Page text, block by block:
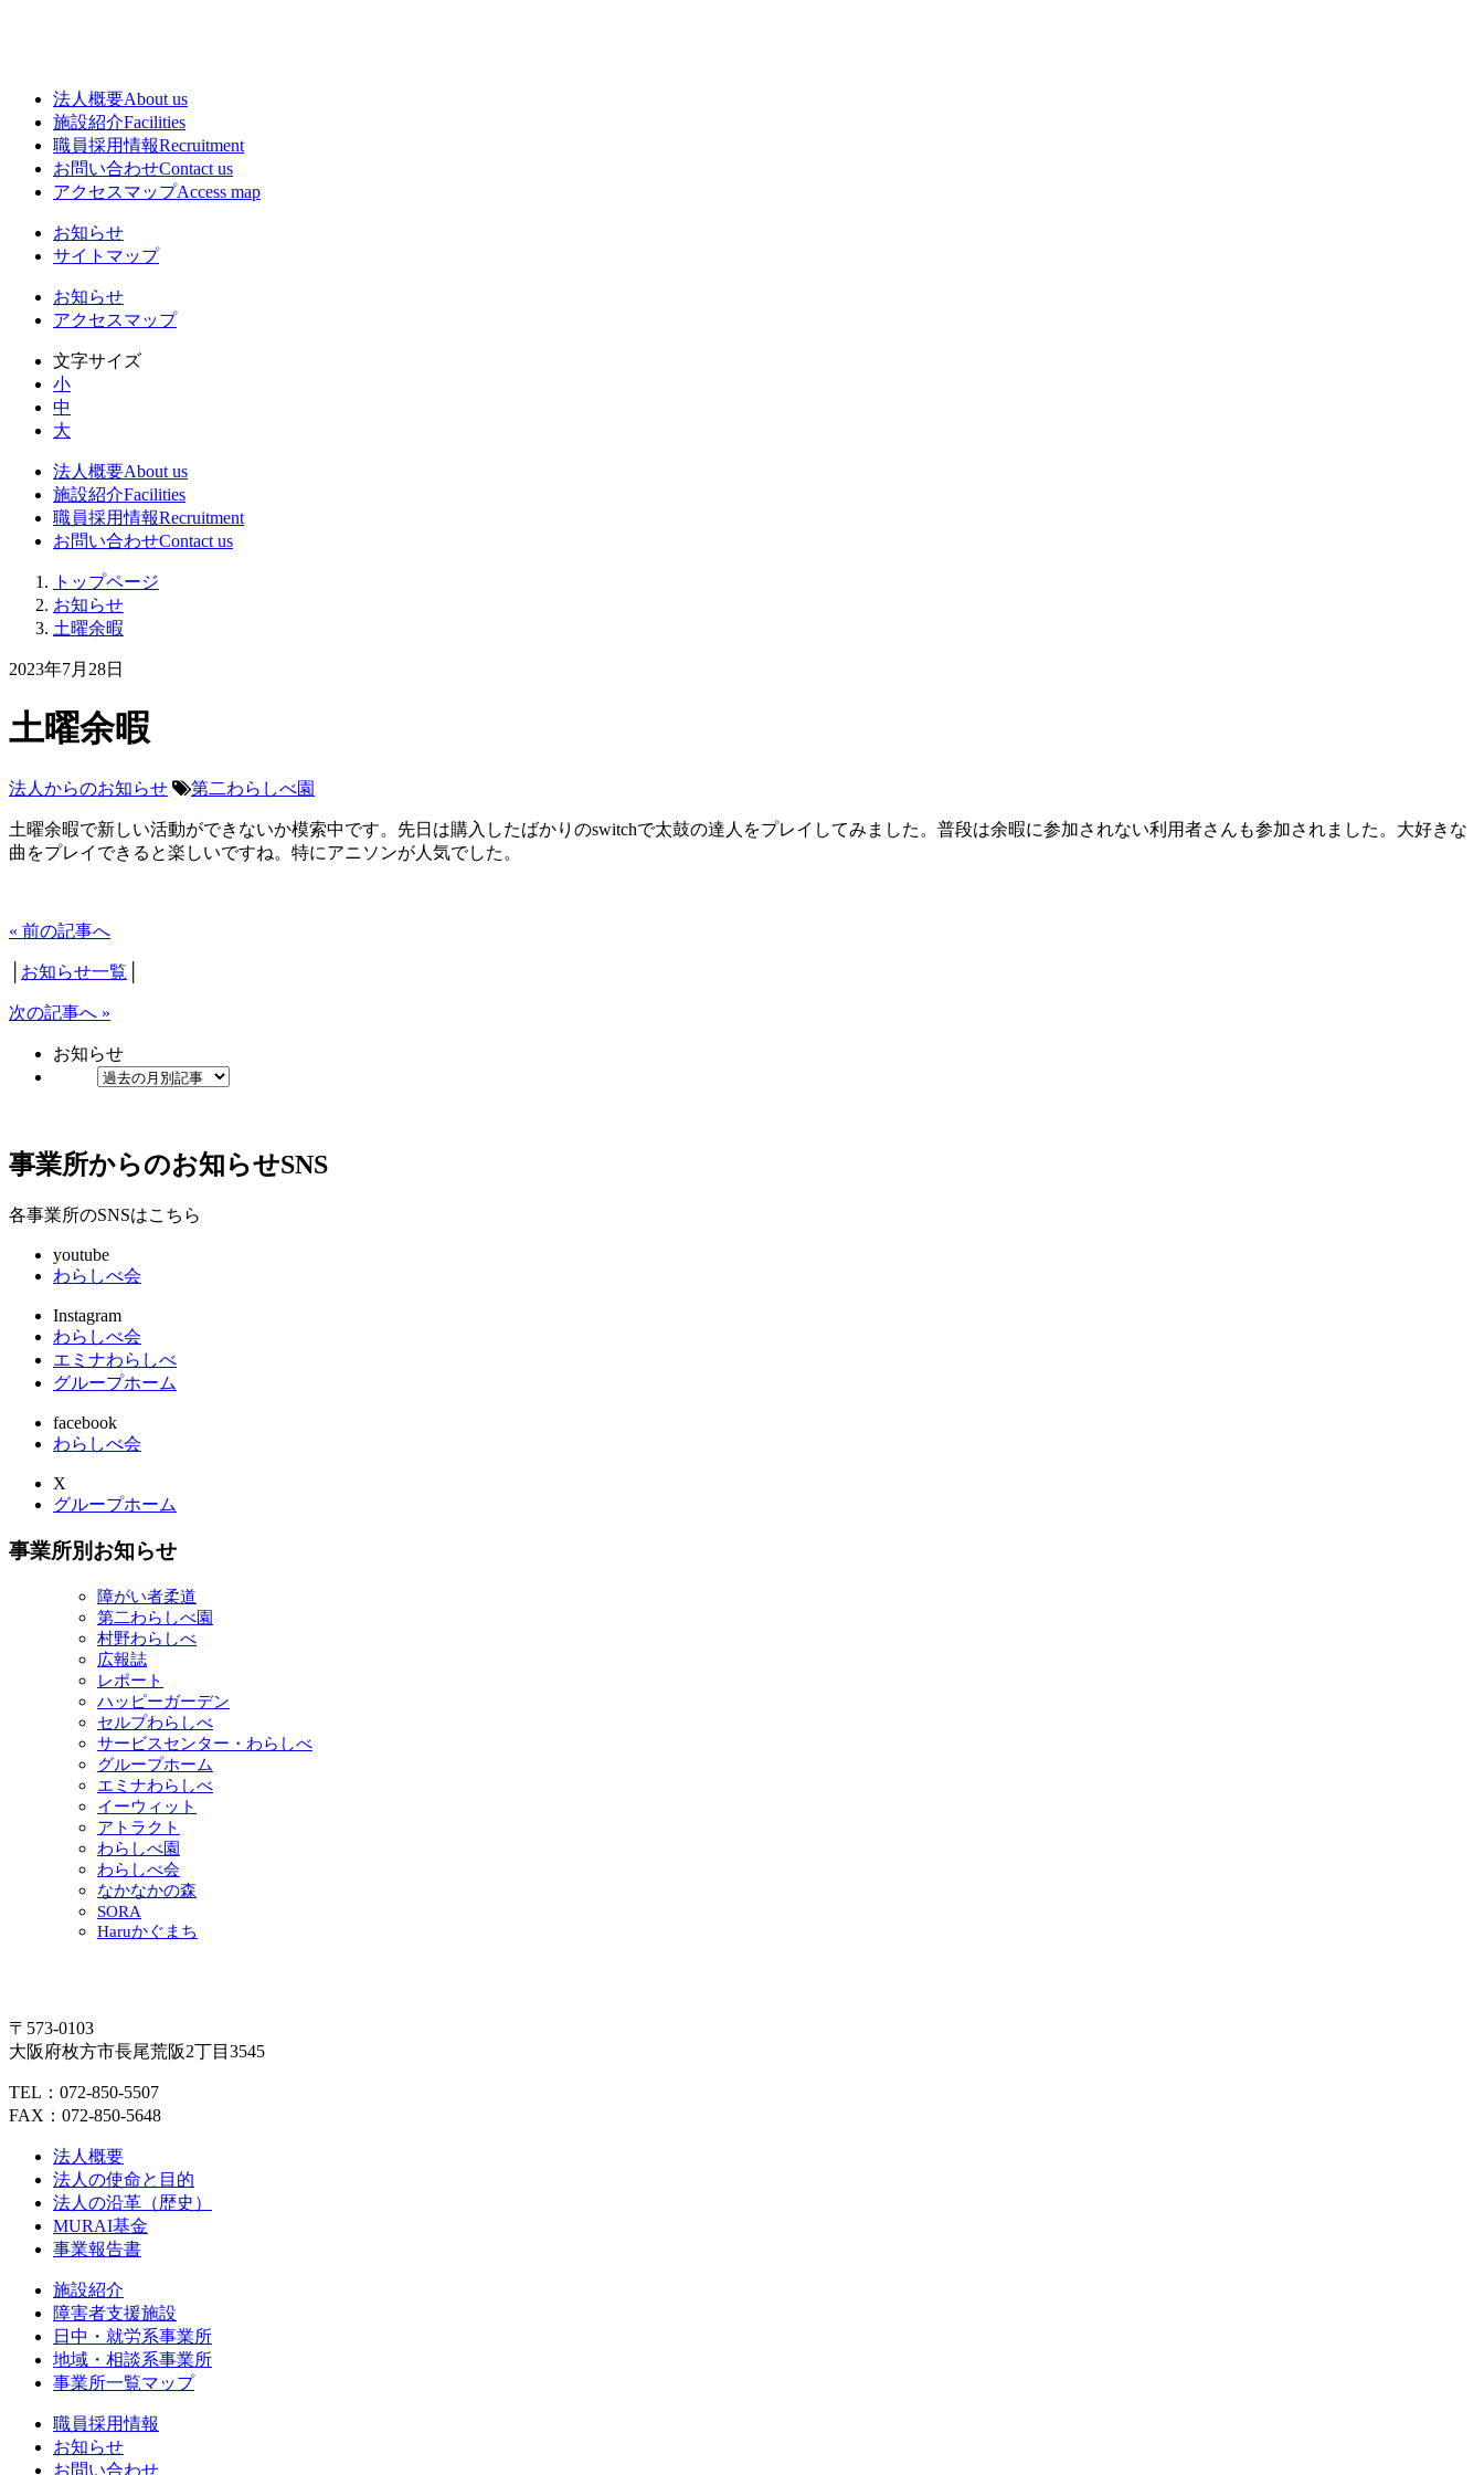
法人概要About us
施設紹介Facilities
職員採用情報Recruitment
お問い合わせContact us
アクセスマップAccess map
お知らせ
サイトマップ
お知らせ
アクセスマップ
文字サイズ
小
中
大
法人概要About us
施設紹介Facilities
職員採用情報Recruitment
お問い合わせContact us
トップページ
お知らせ
土曜余暇
2023年7月28日
土曜余暇
法人からのお知らせ 第二わらしべ園
土曜余暇で新しい活動ができないか模索中です。先日は購入したばかりのswitchで太鼓の達人をプレイしてみました。普段は余暇に参加されない利用者さんも参加されました。大好きな
曲をプレイできると楽しいですね。特にアニソンが人気でした。
« 前の記事へ
お知らせ一覧
次の記事へ »
お知らせ
事業所からのお知らせSNS
各事業所のSNSはこちら
youtube
わらしべ会
Instagram
わらしべ会
エミナわらしべ
グループホーム
facebook
わらしべ会
X
グループホーム
事業所別お知らせ
障がい者柔道
第二わらしべ園
村野わらしべ
広報誌
レポート
ハッピーガーデン
セルプわらしべ
サービスセンター・わらしべ
グループホーム
エミナわらしべ
イーウィット
アトラクト
わらしべ園
わらしべ会
なかなかの森
SORA
Haruかぐまち
〒573-0103
大阪府枚方市長尾荒阪2丁目3545
TEL：072-850-5507
FAX：072-850-5648
法人概要
法人の使命と目的
法人の沿革（歴史）
MURAI基金
事業報告書
施設紹介
障害者支援施設
日中・就労系事業所
地域・相談系事業所
事業所一覧マップ
職員採用情報
お知らせ
お問い合わせ